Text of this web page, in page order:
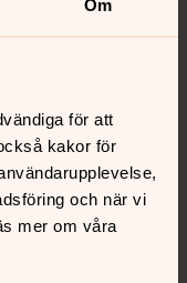
Om
för att
kakor för
och när vi
mer om våra